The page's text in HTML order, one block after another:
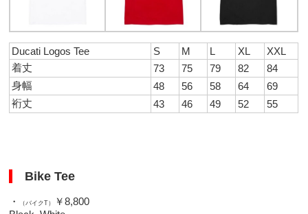
Ducati Logos Tee S M L XL
XXL
着丈
73 75 79 82
84
身幅
48 56 58 64
69
裄丈
43 46 49 52 55
Bike Tee
・ （バイクT）
￥8,800